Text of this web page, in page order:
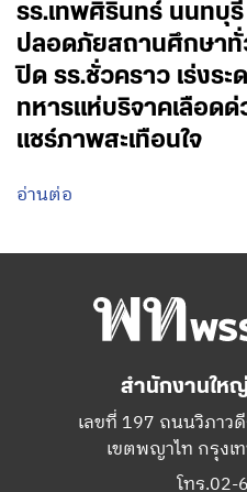
รร.เทพศิรินทร์ นนทบุ
ปลอดภัยสถานศึกษาทั่
ปิด รร.ชั่วคราว เร่งระ
ทหารแห่บริจาคเลือด
แชร์ภาพสะเทือนใจ
อ่านต่อ
สำนักงานให
เลขที่ 197 ถนนวิภาว
เขตพญาไท กรุง
โทร